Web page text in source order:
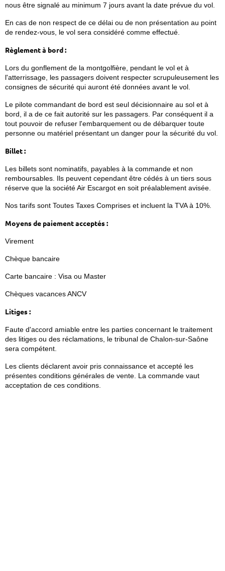
nous être signalé au minimum 7 jours avant la date prévue du vol.
En cas de non respect de ce délai ou de non présentation au point
de rendez-vous, le vol sera considéré comme effectué.
Règlement à bord :
Lors du gonflement de la montgolfière, pendant le vol et à
l'atterrissage, les passagers doivent respecter scrupuleusement les
consignes de sécurité qui auront été données avant le vol.
Le pilote commandant de bord est seul décisionnaire au sol et à
bord, il a de ce fait autorité sur les passagers. Par conséquent il a
tout pouvoir de refuser l'embarquement ou de débarquer toute
personne ou matériel présentant un danger pour la sécurité du vol.
Billet :
Les billets sont nominatifs, payables à la commande et non
remboursables. Ils peuvent cependant être cédés à un tiers sous
réserve que la société Air Escargot en soit préalablement avisée.
Nos tarifs sont Toutes Taxes Comprises et incluent la TVA à 10%.
Moyens de paiement acceptés :
Virement
Chèque bancaire
Carte bancaire : Visa ou Master
Chèques vacances ANCV
Litiges :
Faute d'accord amiable entre les parties concernant le traitement
des litiges ou des réclamations, le tribunal de Chalon-sur-Saône
sera compétent.
Les clients déclarent avoir pris connaissance et accepté les
présentes conditions générales de vente. La commande vaut
acceptation de ces conditions.